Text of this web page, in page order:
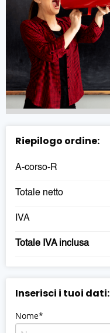
Inserisci i tuoi dati:
Nome*
Riepilogo ordine:
A-corso-R
Totale netto
IVA
Totale IVA inclusa